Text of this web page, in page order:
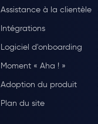
Assistance à la clientèle
Intégrations
Logiciel d'onboarding
Moment « Aha ! »
Adoption du produit
Plan du site